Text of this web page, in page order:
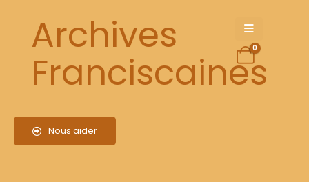
Archives
Franciscaines
Nous aider
0